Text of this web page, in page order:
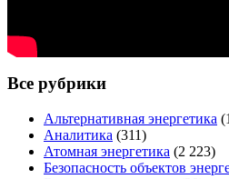
Все рубрики
Альтернативная энергетика
Аналитика (311)
Атомная энергетика (2 223)
Безопасность объектов